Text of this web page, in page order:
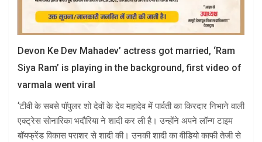
Devon Ke Dev Mahadev’ actress got married, ‘Ram
Siya Ram’ is playing in the background, first video of
varmala went viral
‘टीवी के सबसे पॉपुलर शो देवों के देव महादेव में पार्वती का किरदार निभाने वाली
एक्ट्रेस सोनारिका भदौरिया ने शादी कर ली है। उन्होंने अपने लॉन्ग टाइम
बॉयफ्रेंड विकास पराशर से शादी की। उनकी शादी का वीडियो काफी तेजी से